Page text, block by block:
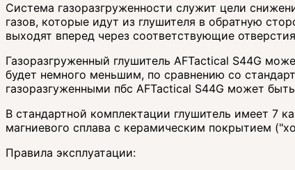
Система газоразгруженности служит цели
газов, которые идут из глушителя в обратную
выходят вперед через соответствующие
Газоразгруженный глушитель AFTactical S44G
будет немного меньшим, по сравнению со
газоразгуженными пбс AFTactical S44G может
В стандартной комплектации глушитель имеет 7
магниевого сплава с керамическим покрытием
Правила эксплуатации: